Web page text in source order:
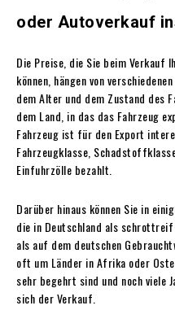
oder Autoverkauf
Die Preise, die Sie beim Verkauf
können, hängen von
dem Alter und dem Zustand des
dem Land, in das das Fahrzeug
Fahrzeug ist für den Export
Fahrzeugklasse,
Einfuhrzölle bezahlt.
Darüber hinaus können Sie in
die in Deutschland als
als auf dem deutschen
oft um Länder in Afrika oder
sehr begehrt sind und noch viele
sich der Verkauf.